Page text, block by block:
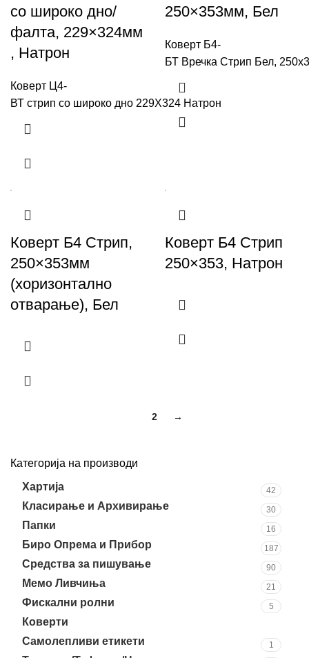
Категорија на производи
Хартија
42
Класирање и Архивирање 30
Папки 16
Биро Опрема и Прибор 187
Средства за пишување 90
Мемо Ливчиња 21
Фискални ролни 5
Коверти
Самолепливи етикети 1
со широко дно/
фалта, 229×324мм
, Натрон
Коверт Ц4-
ВТ стрип со широко дно 229X324 Натрон
250×353мм, Бел
Коверт Б4-
БТ Вречка Стрип Бел,
Коверт Б4 Стрип,
250×353мм
(хоризонтално
отварање), Бел
Коверт Б4 Стрип
250×353, Натрон
2 →